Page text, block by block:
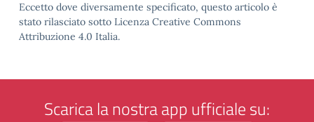
Eccetto dove diversamente specificato, questo articolo è
stato rilasciato sotto Licenza Creative Commons
Attribuzione 4.0 Italia.
Scarica la nostra app ufficiale su: